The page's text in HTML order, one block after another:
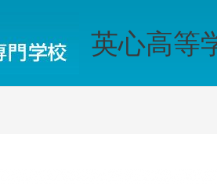
英心高等